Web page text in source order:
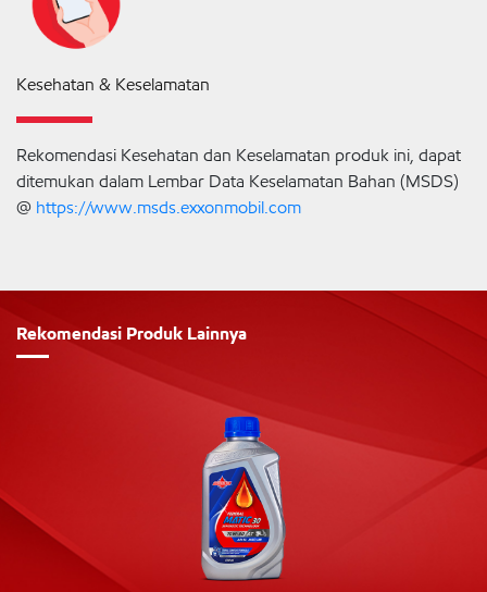
Kesehatan & Keselamatan
Rekomendasi Kesehatan dan Keselamatan produk ini, dapat
ditemukan dalam Lembar Data Keselamatan Bahan (MSDS)
@ https://www.msds.exxonmobil.com
Rekomendasi Produk Lainnya